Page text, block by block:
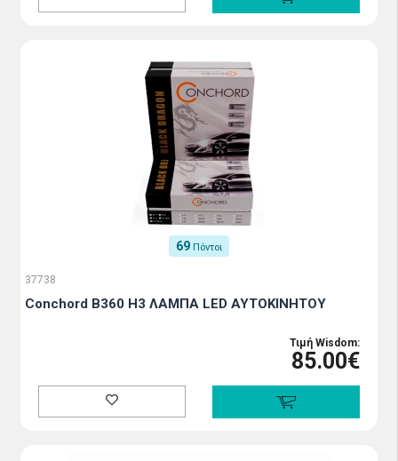
69 Πόντοι
37738
Conchord B360 H3 ΛΑΜΠΑ LED ΑΥΤΟΚΙΝΗΤΟΥ
Τιμή Wisdom:
85.00€